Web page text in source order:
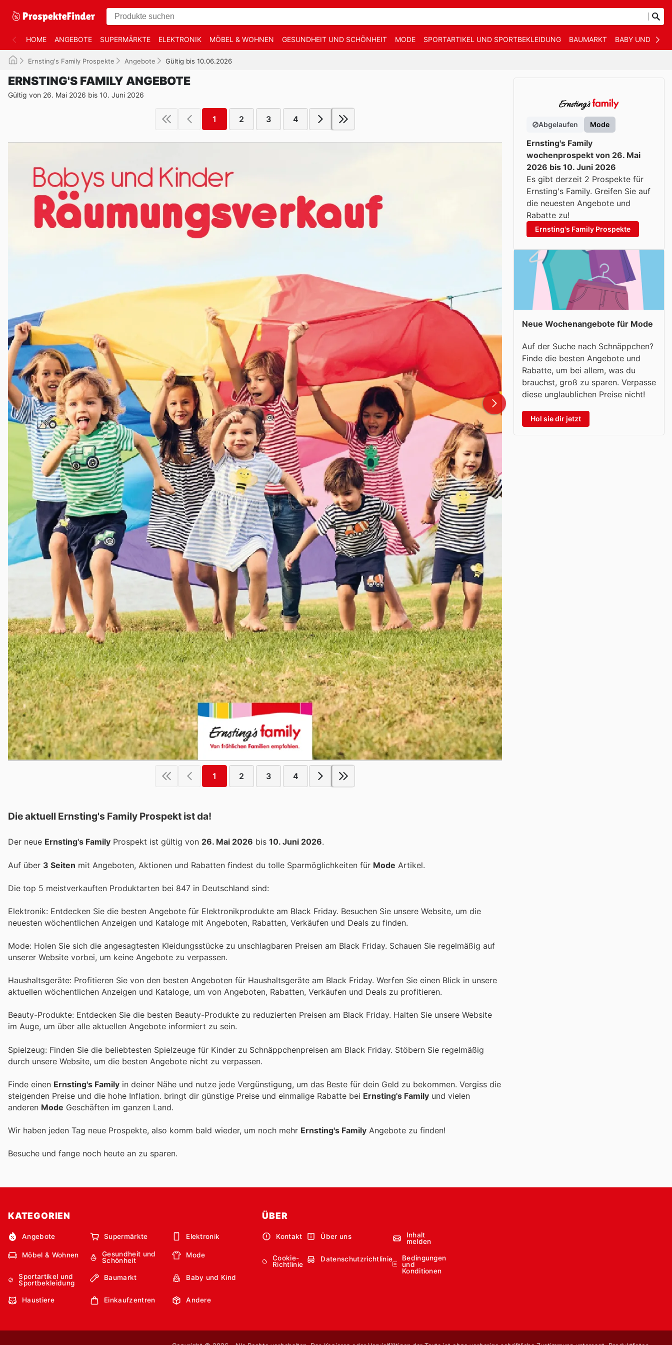
HOME ANGEBOTE SUPERMÄRKTE ELEKTRONIK MÖBEL & WOHNEN GESUNDHEIT UND SCHÖNHEIT MODE SPORTARTIKEL UND SPORTBEKLEIDUNG BAUMARKT BABY UND KIND
Ernsting's Family Prospekte Angebote Gültig bis 10.06.2026
ERNSTING'S FAMILY ANGEBOTE
Gültig von 26. Mai 2026 bis 10. Juni 2026
1 2 3 4
1 2 3 4
Die aktuell Ernsting's Family Prospekt ist da!
Der neue Ernsting's Family Prospekt ist gültig von 26. Mai 2026 bis 10. Juni 2026.
Auf über 3 Seiten mit Angeboten, Aktionen und Rabatten findest du tolle Sparmöglichkeiten für Mode Artikel.
Die top 5 meistverkauften Produktarten bei 847 in Deutschland sind:
Elektronik: Entdecken Sie die besten Angebote für Elektronikprodukte am Black Friday. Besuchen Sie unsere Website, um die
neuesten wöchentlichen Anzeigen und Kataloge mit Angeboten, Rabatten, Verkäufen und Deals zu finden.
Mode: Holen Sie sich die angesagtesten Kleidungsstücke zu unschlagbaren Preisen am Black Friday. Schauen Sie regelmäßig auf
unserer Website vorbei, um keine Angebote zu verpassen.
Haushaltsgeräte: Profitieren Sie von den besten Angeboten für Haushaltsgeräte am Black Friday. Werfen Sie einen Blick in unsere
aktuellen wöchentlichen Anzeigen und Kataloge, um von Angeboten, Rabatten, Verkäufen und Deals zu profitieren.
Beauty-Produkte: Entdecken Sie die besten Beauty-Produkte zu reduzierten Preisen am Black Friday. Halten Sie unsere Website
im Auge, um über alle aktuellen Angebote informiert zu sein.
Spielzeug: Finden Sie die beliebtesten Spielzeuge für Kinder zu Schnäppchenpreisen am Black Friday. Stöbern Sie regelmäßig
durch unsere Website, um die besten Angebote nicht zu verpassen.
Finde einen Ernsting's Family in deiner Nähe und nutze jede Vergünstigung, um das Beste für dein Geld zu bekommen. Vergiss die
steigenden Preise und die hohe Inflation. bringt dir günstige Preise und einmalige Rabatte bei Ernsting's Family und vielen
anderen Mode Geschäften im ganzen Land.
Wir haben jeden Tag neue Prospekte, also komm bald wieder, um noch mehr Ernsting's Family Angebote zu finden!
Besuche und fange noch heute an zu sparen.
Abgelaufen Mode
Ernsting's Family
wochenprospekt von 26. Mai
2026 bis 10. Juni 2026
Es gibt derzeit 2 Prospekte für
Ernsting's Family. Greifen Sie auf
die neuesten Angebote und
Rabatte zu!
Ernsting's Family Prospekte
Neue Wochenangebote für Mode
Auf der Suche nach Schnäppchen?
Finde die besten Angebote und
Rabatte, um bei allem, was du
brauchst, groß zu sparen. Verpasse
diese unglaublichen Preise nicht!
Hol sie dir jetzt
KATEGORIEN
Angebote Supermärkte Elektronik
Möbel & Wohnen
Gesundheit und
Schönheit
Mode
Sportartikel und
Sportbekleidung
Baumarkt Baby und Kind
Haustiere Einkaufzentren Andere
ÜBER
Kontakt Über uns
Inhalt
melden
Cookie-
Richtlinie
Datenschutzrichtlinie
Bedingungen
und
Konditionen